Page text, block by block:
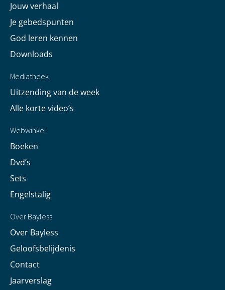
Jouw verhaal
Je gebedspunten
God leren kennen
Downloads
Mediatheek
Uitzending van de week
Alle korte video’s
Webwinkel
Boeken
Dvd’s
Sets
Engelstalig
Over Bayless
Over Bayless
Geloofsbelijdenis
Contact
Jaarverslag